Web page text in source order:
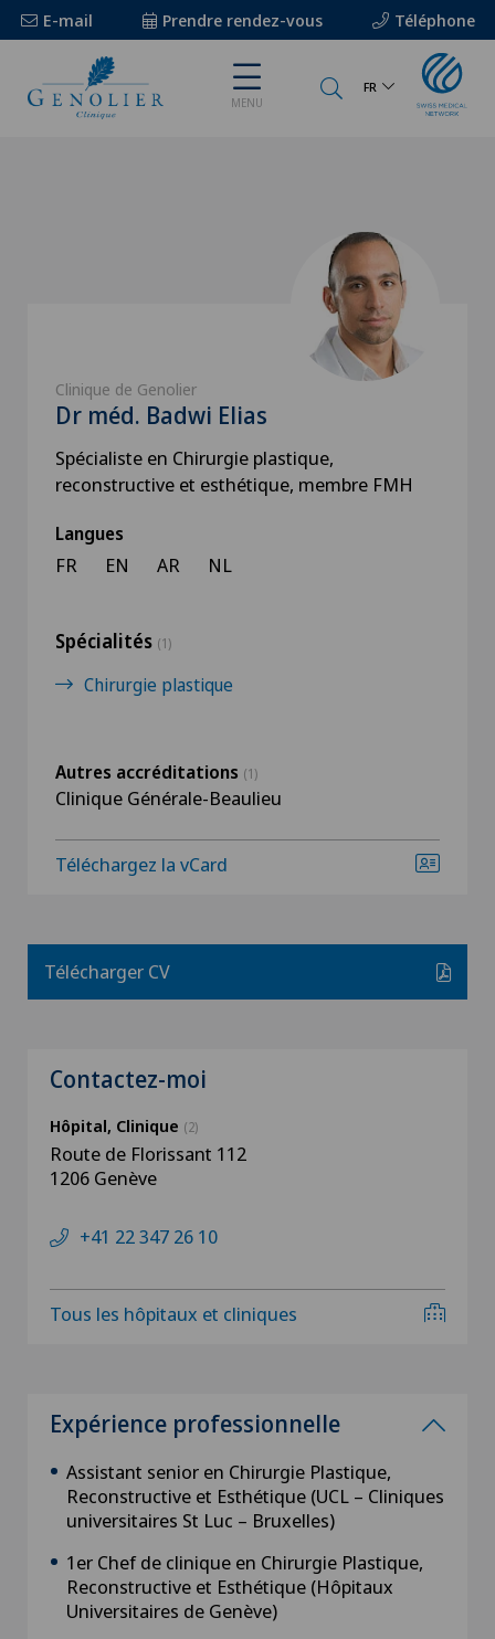
E-mail Prendre rendez-vous Téléphone
MENU
FR
Clinique de Genolier
Dr méd. Badwi Elias
Spécialiste en Chirurgie plastique,
reconstructive et esthétique, membre FMH
Langues
FR EN AR NL
Spécialités (1)
Chirurgie plastique
Autres accréditations (1)
Clinique Générale-Beaulieu
Téléchargez la vCard
Télécharger CV
Contactez-moi
Hôpital, Clinique (2)
Route de Florissant 112
1206 Genève
+41 22 347 26 10
Tous les hôpitaux et cliniques
Expérience professionnelle
Assistant senior en Chirurgie Plastique,
Reconstructive et Esthétique (UCL – Cliniques
universitaires St Luc – Bruxelles)
1er Chef de clinique en Chirurgie Plastique,
Reconstructive et Esthétique (Hôpitaux
Universitaires de Genève)